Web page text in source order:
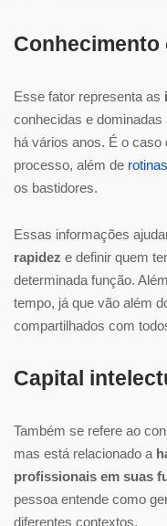
Esse fator representa as
conhecidas e
há vários anos. É o caso
processo, além de
os bastidores.
Essas informações
rapidez e definir quem
determinada função.
tempo, já que vão além
compartilhados com
Capital
Também se refere ao
mas está relacionado a
profissionais em suas
pessoa entende como
diferentes contextos.